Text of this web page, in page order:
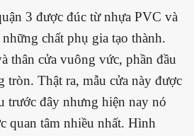
3 được đúc từ nhựa PVC và
chất phụ gia tạo thành.
thân cửa vuông vức, phần đầu
tròn. Thật ra, mẫu cửa này được
trước đây nhưng hiện nay nó
quan tâm nhiều nhất. Hình